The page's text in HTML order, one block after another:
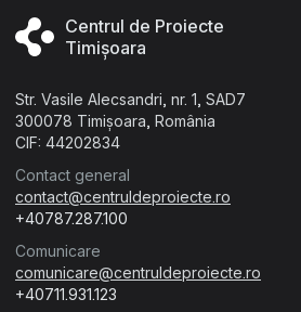
Centrul de Proiecte
Timișoara
Str. Vasile Alecsandri, nr. 1, SAD7
300078 Timișoara, România
CIF: 44202834
Contact general
contact@centruldeproiecte.ro
+40787.287.100
Comunicare
comunicare@centruldeproiecte.ro
+40711.931.123